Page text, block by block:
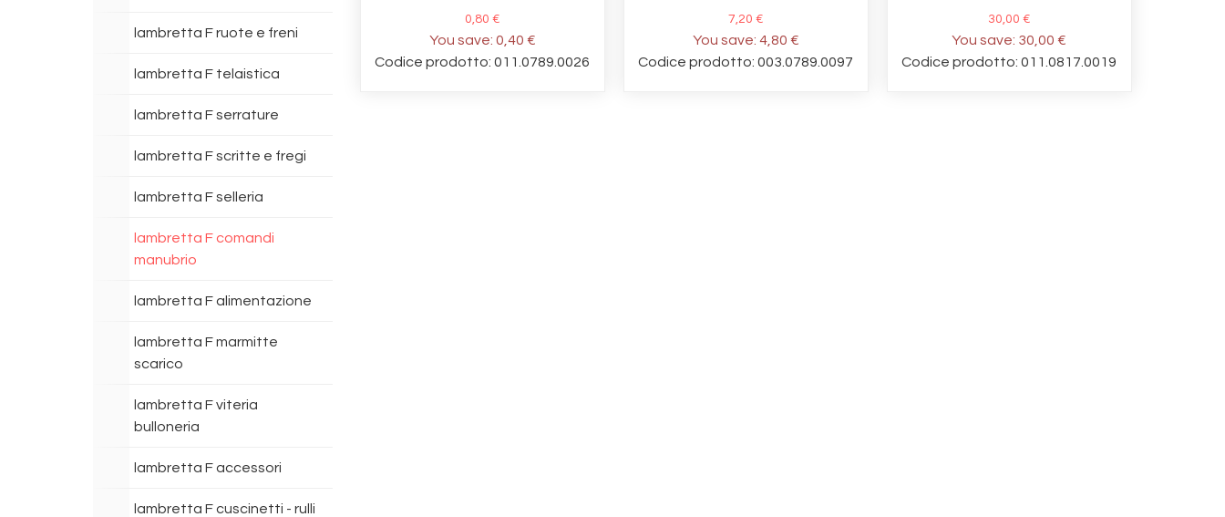
0,80 €
You save: 0,40 €
Codice prodotto: 011.0789.0026
7,20 €
You save: 4,80 €
Codice prodotto: 003.0789.0097
30,00 €
You save: 30,00 €
Codice prodotto: 011.0817.0019
lambretta F ruote e freni
lambretta F telaistica
lambretta F serrature
lambretta F scritte e fregi
lambretta F selleria
lambretta F comandi
manubrio
lambretta F alimentazione
lambretta F marmitte
scarico
lambretta F viteria
bulloneria
lambretta F accessori
lambretta F cuscinetti - rulli